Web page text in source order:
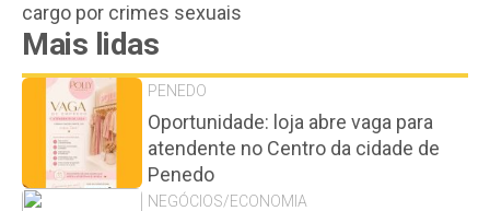
cargo por crimes sexuais
Mais lidas
PENEDO
Oportunidade: loja abre vaga para
atendente no Centro da cidade de
Penedo
NEGÓCIOS/ECONOMIA